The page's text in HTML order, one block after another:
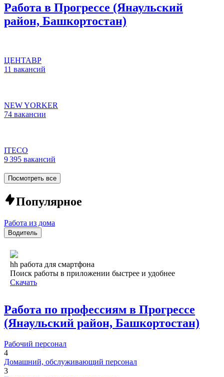
Работа в Прогрессе (Янаульский
район, Башкортостан)
ЦЕНТАВР
11 вакансий
NEW YORKER
74 вакансии
ITECO
9 395 вакансий
Посмотреть все
Популярное
Работа из дома
Водитель
hh работа для смартфона
Поиск работы в приложении быстрее и удобнее
Скачать
Работа по профессиям в Прогрессе
(Янаульский район, Башкортостан)
Рабочий персонал
4
Домашний, обслуживающий персонал
3